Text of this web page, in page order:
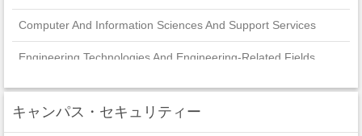
Computer And Information Sciences And Support Services
Engineering Technologies And Engineering-Related Fields
Education
Family And Consumer Sciences/Human Sciences
キャンパス・セキュリティー